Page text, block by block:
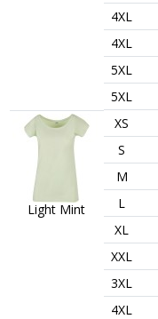
4XL
4XL
5XL
5XL
Light Mint
XS
S
M
L
XL
XXL
3XL
4XL